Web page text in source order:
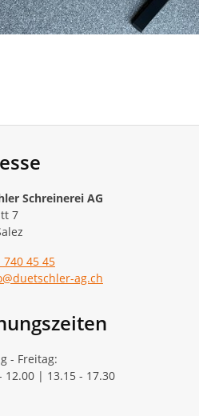
Schreinerei AG
7
740 45 45
ag.ch
- Freitag:
12.00 | 13.15 - 17.30